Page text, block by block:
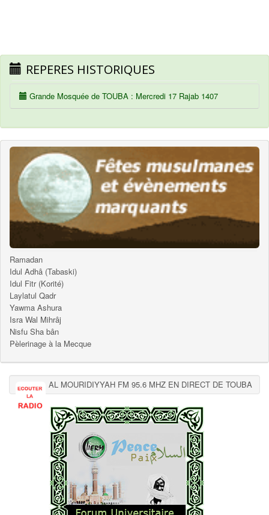
REPERES HISTORIQUES
Grande Mosquée de TOUBA : Mercredi 17 Rajab 1407
Ramadan
Idul Adhâ (Tabaski)
Idul Fitr (Korité)
Laylatul Qadr
Yawma Ashura
Isra Wal Mihrâj
Nisfu Sha bân
Pèlerinage à la Mecque
AL MOURIDIYYAH FM 95.6 MHZ EN DIRECT DE TOUBA